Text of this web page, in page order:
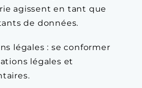
agissent en tant que
de données.
légales : se conformer
légales et